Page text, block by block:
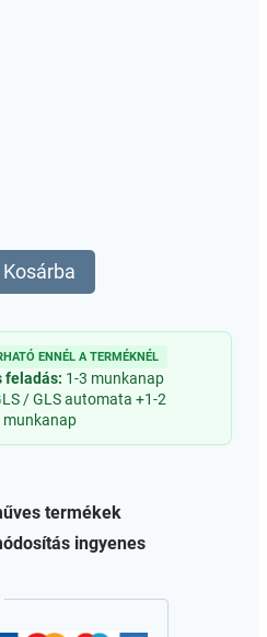
Kosárba
ENNÉL A TERMÉKNÉL
feladás: 1-3 munkanap
/ GLS automata +1-2
munkanap
termékek
ingyenes